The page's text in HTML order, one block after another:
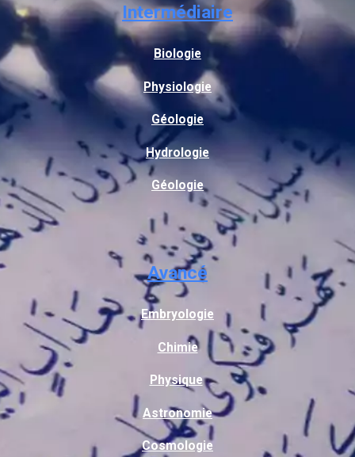
Intermédiaire
Biologie
Physiologie
Géologie
Hydrologie
Géologie
Avancé
Embryologie
Chimie
Physique
Astronomie
Cosmologie